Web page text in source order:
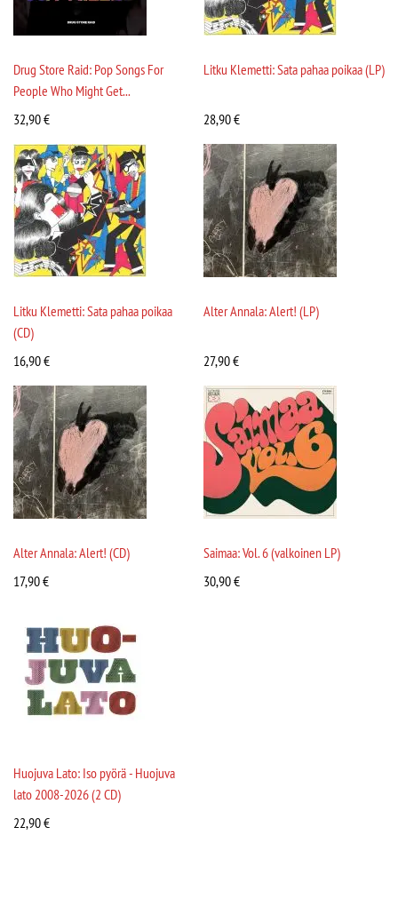
Drug Store Raid: Pop Songs For
People Who Might Get...
32,90€
Litku Klemetti: Sata pahaa poikaa (LP)
28,90€
Litku Klemetti: Sata pahaa poikaa
(CD)
16,90€
Alter Annala: Alert! (LP)
27,90€
Alter Annala: Alert! (CD)
17,90€
Saimaa: Vol. 6 (valkoinen LP)
30,90€
Huojuva Lato: Iso pyörä - Huojuva
lato 2008-2026 (2 CD)
22,90€